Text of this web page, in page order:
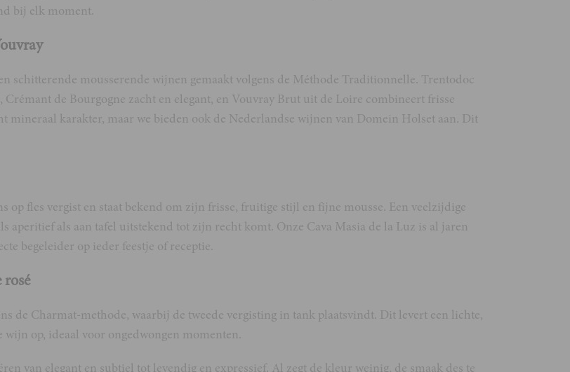
bij elk moment.
schitterende mousserende wijnen gemaakt volgens de Méthode Traditionnelle. Trentodoc
de Bourgogne zacht en elegant, en Vouvray Brut uit de Loire combineert frisse
mineraal karakter, maar we bieden ook de Nederlandse wijnen van Domein Holset aan. Dit
op fles vergist en staat bekend om zijn frisse, fruitige stijl en fijne mousse. Een veelzijdige
aperitief als aan tafel uitstekend tot zijn recht komt. Onze Cava Masia de la Luz is al jaren
begeleider op ieder feestje of receptie.
de Charmat-methode, waarbij de tweede vergisting in tank plaatsvindt. Dit levert een lichte,
op, ideaal voor ongedwongen momenten.
van elegant en subtiel tot levendig en expressief. Al zegt de kleur weinig, de smaak des te